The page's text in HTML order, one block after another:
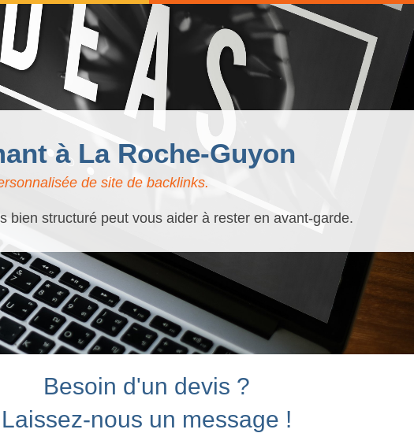
à La Roche-Guyon
de site de backlinks.
structuré peut vous aider à rester en avant-garde.
Besoin d'un devis ?
Laissez-nous un message !